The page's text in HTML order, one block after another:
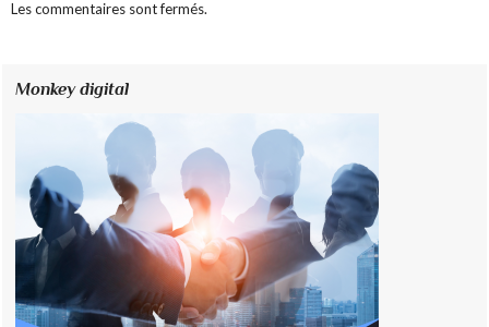
Les commentaires sont fermés.
Monkey digital